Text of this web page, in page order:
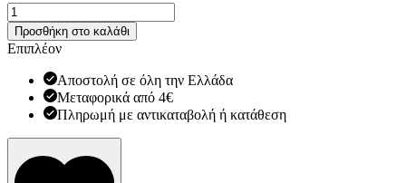
Μεταλλικός
σκελετός
Vintage
ποσότητα
Προσθήκη στο καλάθι
Επιπλέον
Αποστολή σε όλη την Ελλάδα
Μεταφορικά από 4€
Πληρωμή με αντικαταβολή ή κατάθεση